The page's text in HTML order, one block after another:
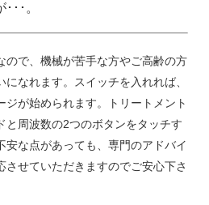
･･。
ので、機械が苦手な方やご高齢の方
になれます。スイッチを入れれば、
ジが始められます。トリートメント
と周波数の2つのボタンをタッチす
安な点があっても、専門のアドバイ
させていただきますのでご安心下さ